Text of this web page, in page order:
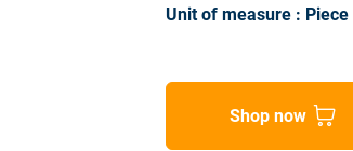
Unit of measure : Piece
Shop now